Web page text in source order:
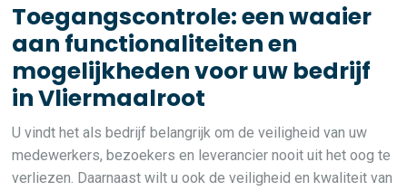
Toegangscontrole: een waaier
aan functionaliteiten en
mogelijkheden voor uw bedrijf
in Vliermaalroot
U vindt het als bedrijf belangrijk om de veiligheid van uw
medewerkers, bezoekers en leverancier nooit uit het oog te
verliezen. Daarnaast wilt u ook de veiligheid en kwaliteit van